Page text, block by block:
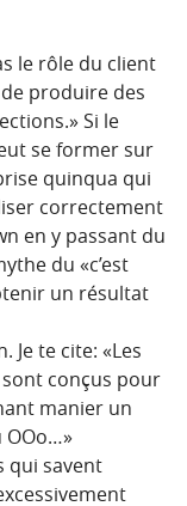
le rôle du client
produire des
Si le
se former sur
quinqua qui
correctement
en y passant du
du «c’est
un résultat
te cite: «Les
sont conçus pour
manier un
OOo…»
qui savent